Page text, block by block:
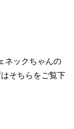
ネックちゃんの
そちらをご覧下